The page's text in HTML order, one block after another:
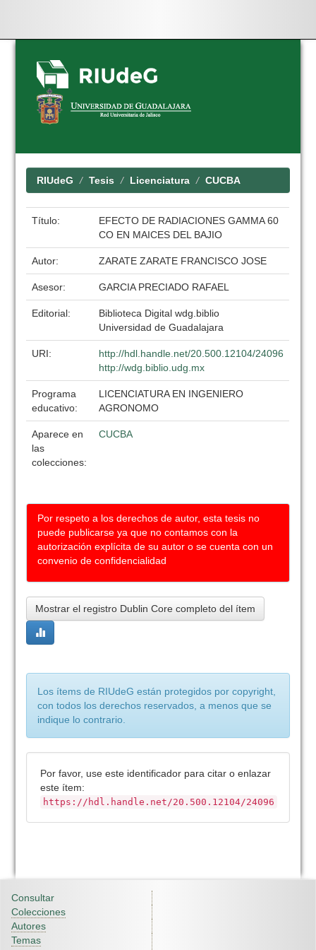
Skip
navigation
RIUdeG Tesis Licenciatura CUCBA
Título:
EFECTO DE RADIACIONES GAMMA 60
CO EN MAICES DEL BAJIO
Autor: ZARATE ZARATE FRANCISCO JOSE
Asesor: GARCIA PRECIADO RAFAEL
Editorial:
Biblioteca Digital wdg.biblio
Universidad de Guadalajara
URI:
http://hdl.handle.net/20.500.12104/24096
http://wdg.biblio.udg.mx
Programa
educativo:
LICENCIATURA EN INGENIERO
AGRONOMO
Aparece en
las
colecciones:
CUCBA
Por respeto a los derechos de autor, esta tesis no
puede publicarse ya que no contamos con la
autorización explícita de su autor o se cuenta con un
convenio de confidencialidad
Mostrar el registro Dublin Core completo del ítem
Los ítems de RIUdeG están protegidos por copyright,
con todos los derechos reservados, a menos que se
indique lo contrario.
Por favor, use este identificador para citar o enlazar
este ítem:
https://hdl.handle.net/20.500.12104/24096
Consultar
Colecciones
Autores
Temas